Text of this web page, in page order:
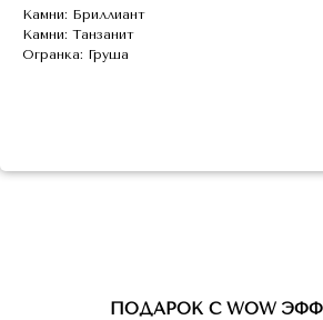
Камни: Бриллиант
Камни: Танзанит
Огранка: Груша
ПОДАРОК С WOW